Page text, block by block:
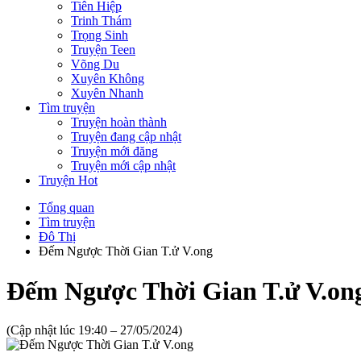
Tiên Hiệp
Trinh Thám
Trọng Sinh
Truyện Teen
Võng Du
Xuyên Không
Xuyên Nhanh
Tìm truyện
Truyện hoàn thành
Truyện đang cập nhật
Truyện mới đăng
Truyện mới cập nhật
Truyện Hot
Tổng quan
Tìm truyện
Đô Thị
Đếm Ngược Thời Gian T.ử V.ong
Đếm Ngược Thời Gian T.ử
(Cập nhật lúc 19:40 – 27/05/2024)